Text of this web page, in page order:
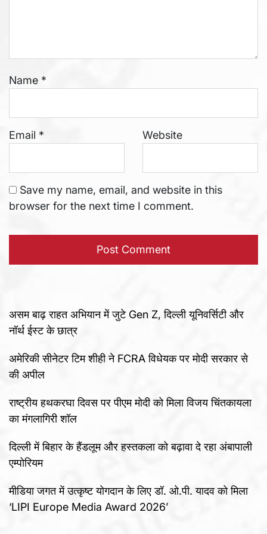
Name *
Email * Website
Save my name, email, and website in this
browser for the next time I comment.
असम बाढ़ राहत अभियान में जुटे Gen Z, दिल्ली यूनिवर्सिटी और
नॉर्थ ईस्ट के छात्र
अमेरिकी सीनेटर टिम शीही ने FCRA विधेयक पर मोदी सरकार से
की अपील
राष्ट्रीय हथकरघा दिवस पर पीएम मोदी को मिला विजय चिंतकायला
का मंगलागिरी शॉल
दिल्ली में बिहार के हैंडलूम और हस्तकला को बढ़ावा दे रहा अंबापाली
एम्पोरियम
मीडिया जगत में उत्कृष्ट योगदान के लिए डॉ. ओ.पी. यादव को मिला
‘LIPI Europe Media Award 2026’